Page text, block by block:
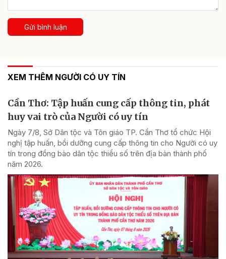
Gửi bình luận
XEM THÊM NGƯỜI CÓ UY TÍN
Cần Thơ: Tập huấn cung cấp thông tin, phát
huy vai trò của Người có uy tín
Ngày 7/8, Sở Dân tộc và Tôn giáo TP. Cần Thơ tổ chức Hội
nghị tập huấn, bồi dưỡng cung cấp thông tin cho Người có uy
tín trong đồng bào dân tộc thiểu số trên địa bàn thành phố
năm 2026.